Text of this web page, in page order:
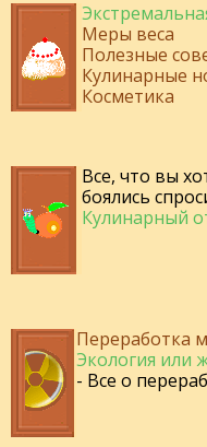
Меры веса
Полезные
Кулинарные
Косметика
Все, что вы
боялись
Кулинарный
Переработка
Экология или
- Все о